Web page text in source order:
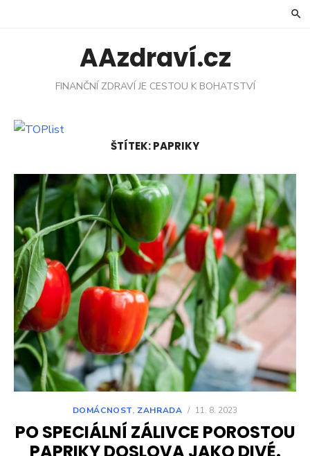
AAzdraví.cz
FINANČNÍ ZDRAVÍ JE CESTOU K BOHATSTVÍ
ŠTÍTEK:PAPRIKY
DOMÁCNOST, ZAHRADA / 11. 8. 2023
PO SPECIÁLNÍ ZÁLIVCE POROSTOU
PAPRIKY DOSLOVA JAKO DIVÉ.